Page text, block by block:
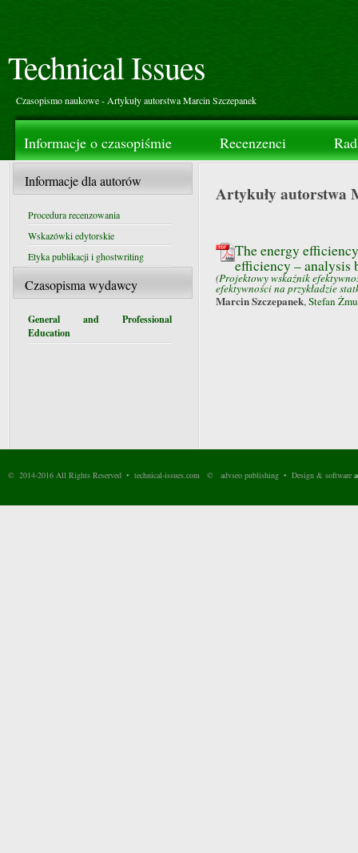
Technical Issues
Czasopismo naukowe - Artykuły autorstwa Marcin Szczepanek
Informacje o czasopiśmie Recenzenci
Informacje dla autorów
Procedura recenzowania
Wskazówki edytorskie
Etyka publikacji i ghostwriting
Czasopisma wydawcy
General and Professional
Education
Artykuły autorstwa
The energy
efficiency – analysis
(Projektowy wskaźnik
efektywności na przykładzie
Marcin Szczepanek,Stefan
© 2014-2016 All Rights Reserved • technical-issues.com © advseo publishing • Design & software